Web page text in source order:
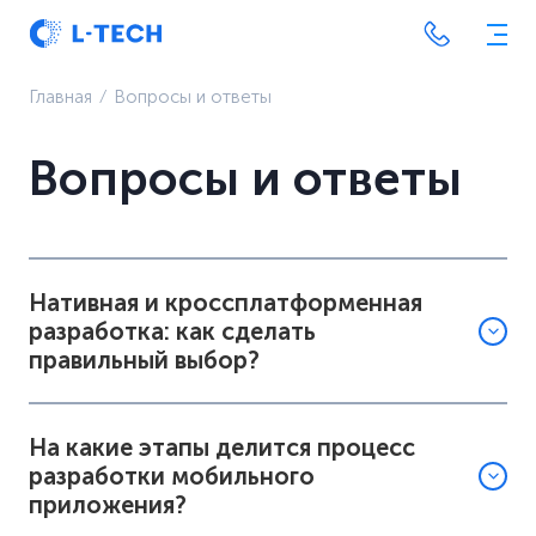
Главная ⁄ Вопросы и ответы
Вопросы и ответы
Нативная и кроссплатформенная
разработка: как сделать
правильный выбор?
На какие этапы делится процесс
разработки мобильного
приложения?